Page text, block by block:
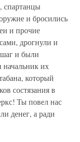
спартанцы
и бросились
и прочие
дрогнули и
и были
их
который
состязания в
Ты повел нас
денег, а ради